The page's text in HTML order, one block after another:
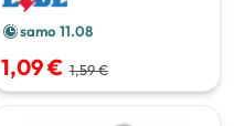
samo 11.08
1,09 € 1,59 €